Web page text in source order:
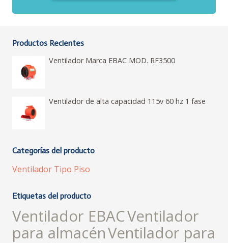
Productos Recientes
Ventilador Marca EBAC MOD. RF3500
Ventilador de alta capacidad 115v 60 hz 1 fase
Categorías del producto
Ventilador Tipo Piso
Etiquetas del producto
Ventilador EBACVentilador
para almacénVentilador para